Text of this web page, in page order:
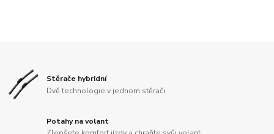
Stěrače hybridní
Dvě technologie v jednom stěrači
Potahy na volant